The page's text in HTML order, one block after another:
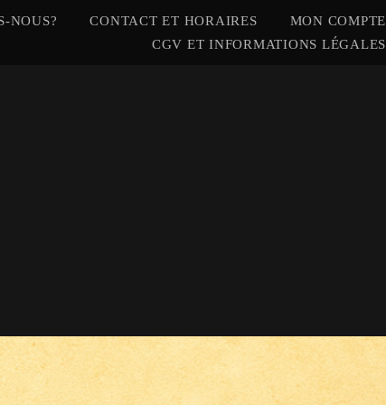
NOUS? CONTACT ET HORAIRES
MON COMPTE
CGV ET INFORMATIONS LÉGALES